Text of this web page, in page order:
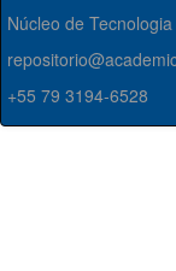
Núcleo de
+55 79 3194-6528